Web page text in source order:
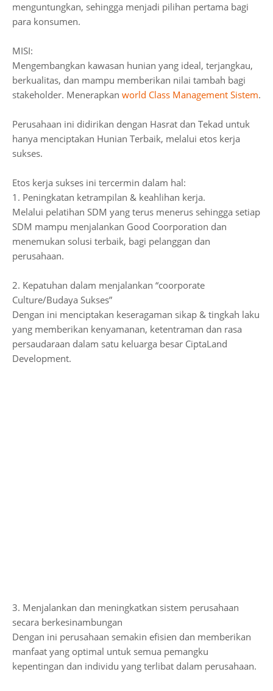
menguntungkan, sehingga menjadi pilihan pertama bagi
para konsumen.
MISI:
Mengembangkan kawasan hunian yang ideal, terjangkau,
berkualitas, dan mampu memberikan nilai tambah bagi
stakeholder. Menerapkan world Class Management Sistem.
Perusahaan ini didirikan dengan Hasrat dan Tekad untuk
hanya menciptakan Hunian Terbaik, melalui etos kerja
sukses.
Etos kerja sukses ini tercermin dalam hal:
1. Peningkatan ketrampilan & keahlihan kerja.
Melalui pelatihan SDM yang terus menerus sehingga setiap
SDM mampu menjalankan Good Coorporation dan
menemukan solusi terbaik, bagi pelanggan dan
perusahaan.
2. Kepatuhan dalam menjalankan “coorporate
Culture/Budaya Sukses”
Dengan ini menciptakan keseragaman sikap & tingkah laku
yang memberikan kenyamanan, ketentraman dan rasa
persaudaraan dalam satu keluarga besar CiptaLand
Development.
3. Menjalankan dan meningkatkan sistem perusahaan
secara berkesinambungan
Dengan ini perusahaan semakin efisien dan memberikan
manfaat yang optimal untuk semua pemangku
kepentingan dan individu yang terlibat dalam perusahaan.